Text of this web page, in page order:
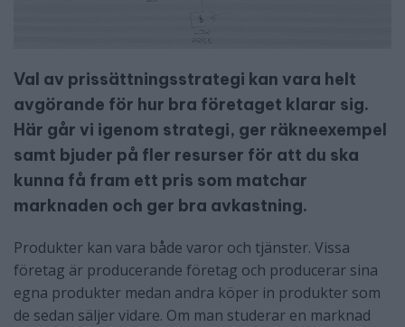
Val av prissättningsstrategi kan vara helt
avgörande för hur bra företaget klarar sig.
Här går vi igenom strategi, ger räkneexempel
samt bjuder på fler resurser för att du ska
kunna få fram ett pris som matchar
marknaden och ger bra avkastning.
Produkter kan vara både varor och tjänster. Vissa
företag är producerande företag och producerar sina
egna produkter medan andra köper in produkter som
de sedan säljer vidare. Om man studerar en marknad